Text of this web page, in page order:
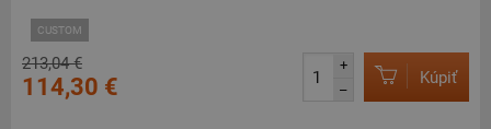
CUSTOM
213,04 €
114,30 €
+
–
Kúpiť